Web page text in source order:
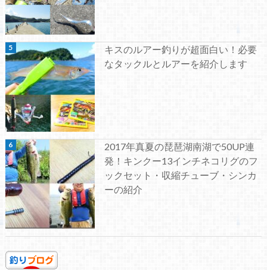
キスのルアー釣りが超面白い！必要
なタックルとルアーを紹介します
2017年真夏の琵琶湖南湖で50UP連
発！キンクー13インチネコリグのフ
ックセット・収縮チューブ・シンカ
ーの紹介